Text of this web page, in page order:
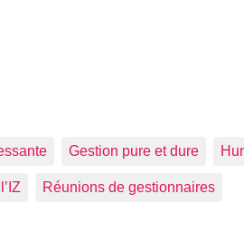
Gestion pure et dure
Réunions de gestionnaires